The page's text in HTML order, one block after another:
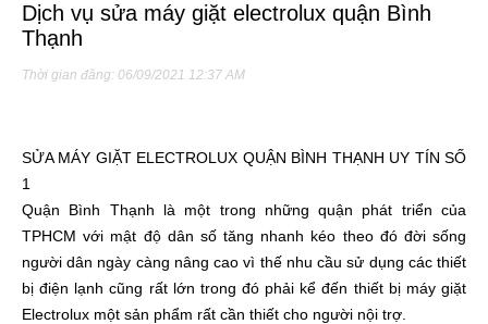
Dịch vụ sửa máy giặt electrolux quận Bình
Thạnh
Thời gian đăng: 06/09/2021 12:37 AM
SỬA MÁY GIẶT ELECTROLUX QUẬN BÌNH THẠNH UY TÍN SỐ
1
Quận Bình Thạnh là một trong những quận phát triển của
TPHCM với mật độ dân số tăng nhanh kéo theo đó đời sống
người dân ngày càng nâng cao vì thế nhu cầu sử dụng các thiết
bị điện lạnh cũng rất lớn trong đó phải kể đến thiết bị máy giặt
Electrolux một sản phẩm rất cần thiết cho người nội trợ.